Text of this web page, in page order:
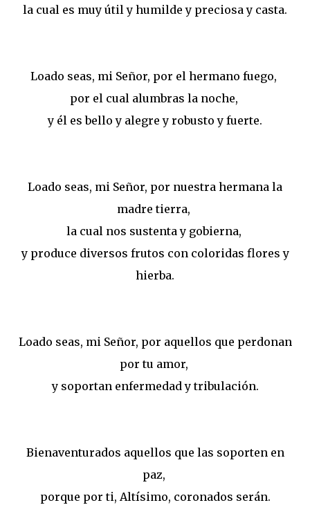
la cual es muy útil y humilde y preciosa y casta.
Loado seas, mi Señor, por el hermano fuego,
por el cual alumbras la noche,
y él es bello y alegre y robusto y fuerte.
Loado seas, mi Señor, por nuestra hermana la
madre tierra,
la cual nos sustenta y gobierna,
y produce diversos frutos con coloridas flores y
hierba.
Loado seas, mi Señor, por aquellos que perdonan
por tu amor,
y soportan enfermedad y tribulación.
Bienaventurados aquellos que las soporten en
paz,
porque por ti, Altísimo, coronados serán.